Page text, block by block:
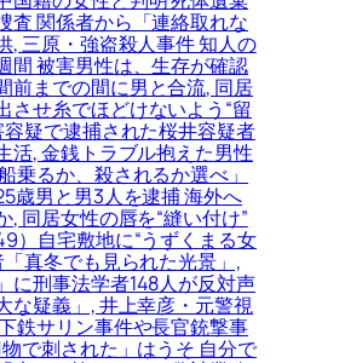
査 関係者から「連絡取れな
, 三原・強盗殺人事件 知人の
間 被害男性は、生存が確認
前までの間に男と合流, 同居
させ糸でほどけないよう“留
容疑で逮捕された桜井容疑者
活, 金銭トラブル抱えた男性
乗るか、殺されるか選べ」
歳男と男3人を逮捕 海外へ
, 同居女性の唇を“縫い付け”
）自宅敷地に“うずくまる女
「真冬でも見られた光景」,
に刑事法学者148人が反対声
な疑義」, 井上幸彦・元警視
鉄サリン事件や長官銃撃事
で刺された」はうそ 自分で